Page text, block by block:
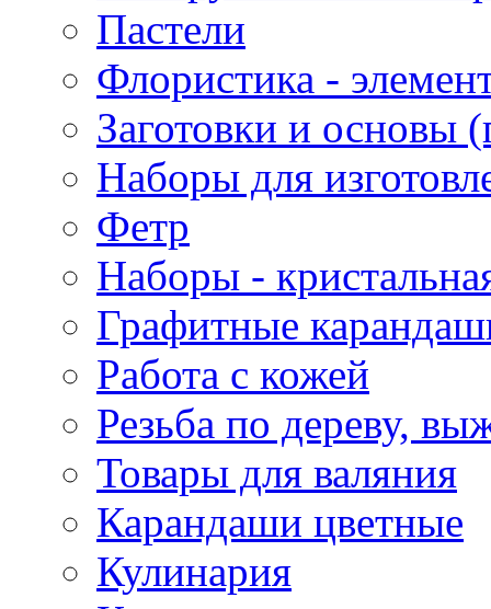
Пастели
Флористика -
Заготовки и основы
Наборы для
Фетр
Наборы -
Графитные
Работа с кожей
Резьба по дереву,
Товары для валяния
Карандаши цветные
Кулинария